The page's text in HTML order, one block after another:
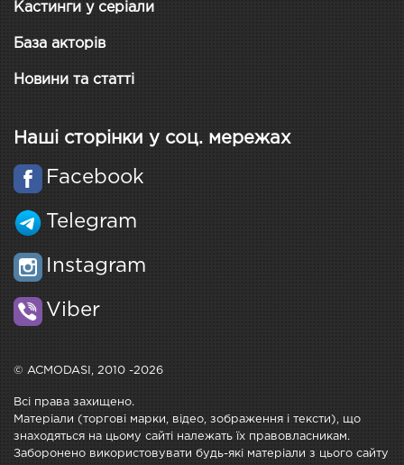
Кастинги у серіали
База акторів
Новини та статті
Наші сторінки у соц. мережах
Facebook
Telegram
Instagram
Viber
© ACMODASI, 2010 -2026
Всі права захищено.
Матеріали (торгові марки, відео, зображення і тексти), що
знаходяться на цьому сайті належать їх правовласникам.
Заборонено використовувати будь-які матеріали з цього сайту